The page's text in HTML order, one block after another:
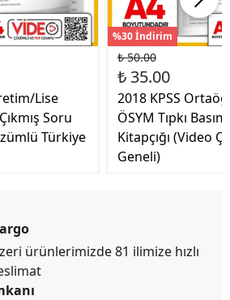
Lise
Soru
Türkiye
%30 İndirim
₺ 50.00
₺ 35.00
2018 KPSS
ÖSYM Tıpkı
Kitapçığı (Video
Geneli)
ürünlerimizde 81 ilimize hızlı